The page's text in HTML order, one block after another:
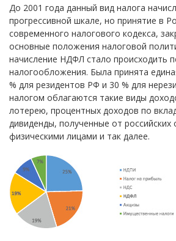
До 2001 года данный вид налога
прогрессивной шкале, но принятие в
современного налогового кодекса,
основные положения налоговой
начисление НДФЛ стало происходить
налогообложения. Была принята
% для резидентов РФ и 30 % для
налогом облагаются такие виды
лотерею, процентных доходов по
дивиденды, полученные от российских
физическими лицами и так далее.